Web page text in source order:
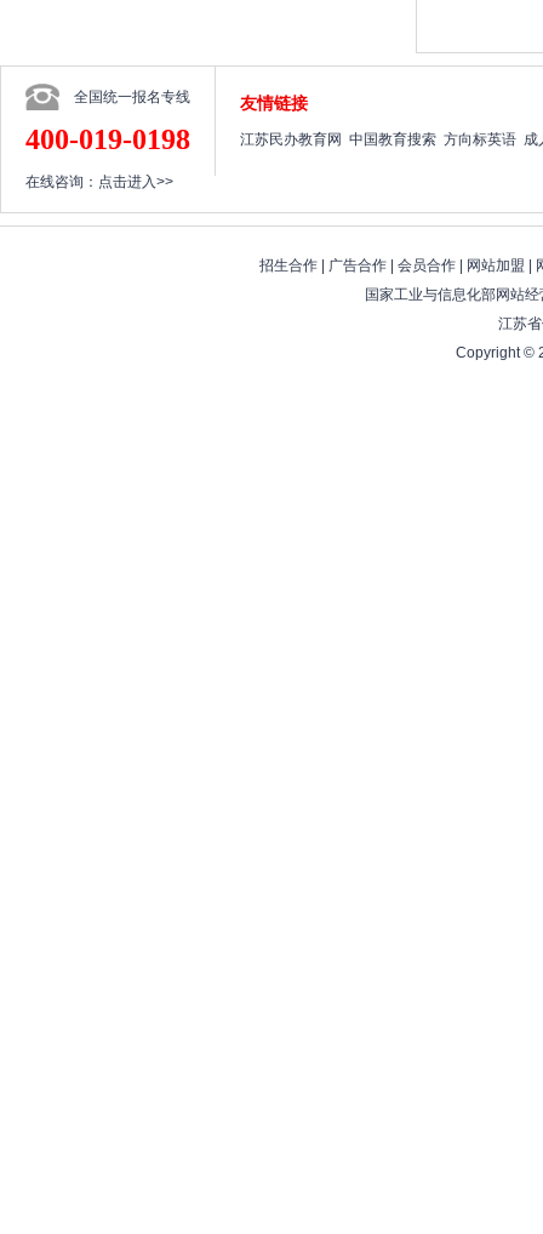
全国统一报名专线
400-019-0198
在线咨询： 点击进入>>
友情链接
江苏民办教育网 中国教育搜索 方向标英语 成
招生合作| 广告合作| 会员合作| 网站加盟
国家工业与信息化部网站
江苏
Copyright ©